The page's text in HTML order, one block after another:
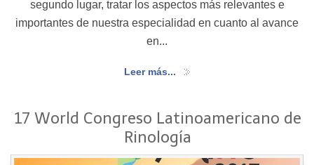
segundo lugar, tratar los aspectos más relevantes e
importantes de nuestra especialidad en cuanto al avance
en...
Leer más...
17 World Congreso Latinoamericano de
Rinología